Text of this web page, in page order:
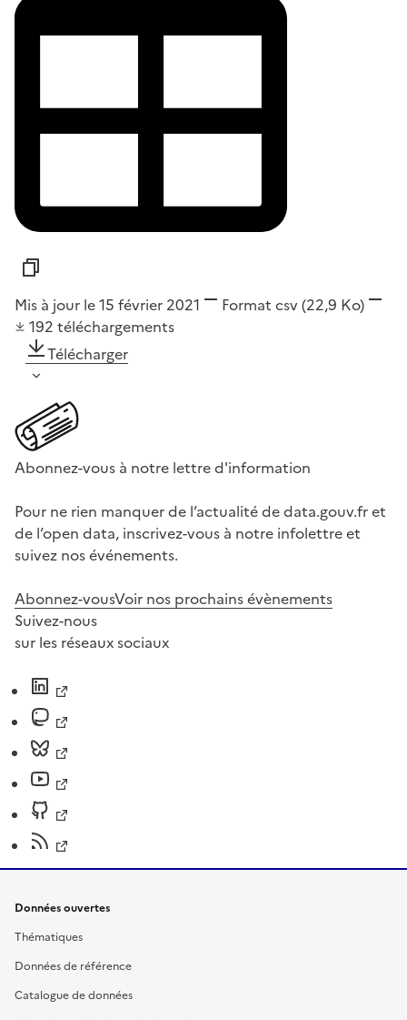
Mis à jour le 15 février 2021 Format csv(22,9 Ko)
192 téléchargements
Télécharger
Abonnez-vous à notre lettre d'information
Pour ne rien manquer de l’actualité de data.gouv.fr et
de l’open data, inscrivez-vous à notre infolettre et
suivez nos événements.
Abonnez-vousVoir nos prochains évènements
Suivez-nous
sur les réseaux sociaux
Données ouvertes
Thématiques
Données de référence
Catalogue de données